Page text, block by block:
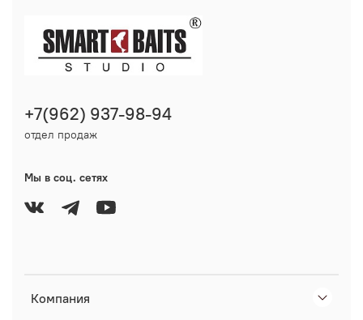
Компания
+7(962) 937-98-94
отдел продаж
Мы в соц. сетях